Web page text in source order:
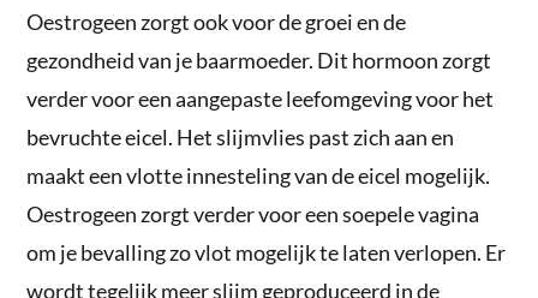
Oestrogeen zorgt ook voor de groei en de
gezondheid van je baarmoeder. Dit hormoon zorgt
verder voor een aangepaste leefomgeving voor het
bevruchte eicel. Het slijmvlies past zich aan en
maakt een vlotte innesteling van de eicel mogelijk.
Oestrogeen zorgt verder voor een soepele vagina
om je bevalling zo vlot mogelijk te laten verlopen. Er
wordt tegelijk meer slijm geproduceerd in de